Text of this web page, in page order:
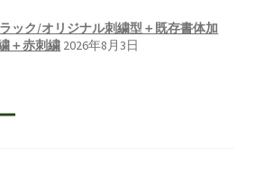
ック/オリジナル刺繍型＋既存書体加
＋赤刺繍 2026年8月3日